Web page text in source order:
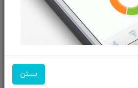
بستن
کنید:
بازرگانی و فروش محصولات MSI ماتریکس - جناب آقای